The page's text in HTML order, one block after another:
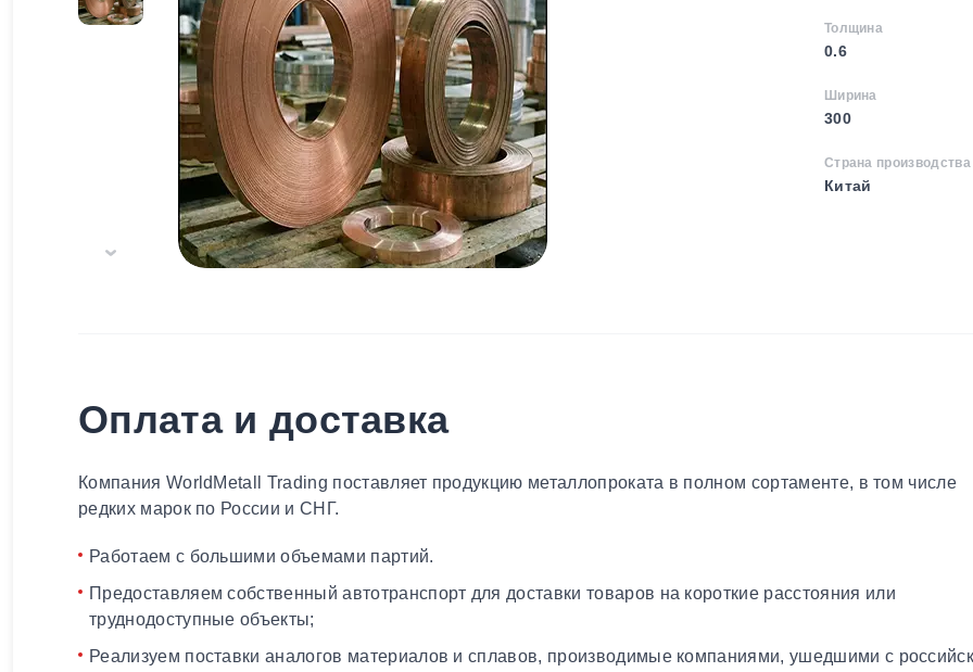
Толщина
0.6
Ширина
300
Страна производства
Китай
Оплата и доставка
Компания WorldMetall Trading поставляет продукцию металлопроката в полном сортаменте, в том числе
редких марок по России и СНГ.
Работаем с большими объемами партий.
Предоставляем собственный автотранспорт для доставки товаров на короткие расстояния или
труднодоступные объекты;
Реализуем поставки аналогов материалов и сплавов, производимые компаниями, ушедшими с